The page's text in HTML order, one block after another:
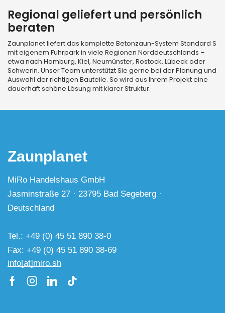
Regional geliefert und persönlich
beraten
Zaunplanet liefert das komplette Betonzaun-System Standard S
mit eigenem Fuhrpark in viele Regionen Norddeutschlands –
etwa nach Hamburg, Kiel, Neumünster, Rostock, Lübeck oder
Schwerin. Unser Team unterstützt Sie gerne bei der Planung und
Auswahl der richtigen Bauteile. So wird aus Ihrem Projekt eine
dauerhaft schöne Lösung mit klarer Struktur.
Zaunplanet
MiRo Handelshaus GmbH
Jasminstraße 27 · 23795 Bad Segeberg ·
Deutschland
Tel.: +49 (0) 45 51 890 38-0
Fax: +49 (0) 45 51 890 38-69
info[at]miro.sh